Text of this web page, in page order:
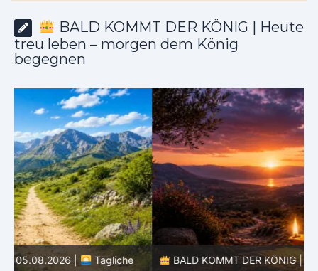
BALD KOMMT DER KÖNIG | Heute
treu leben – morgen dem König
begegnen
BALD KOMMT DER KÖNIG | 04.08.2026 |
Lasst eure